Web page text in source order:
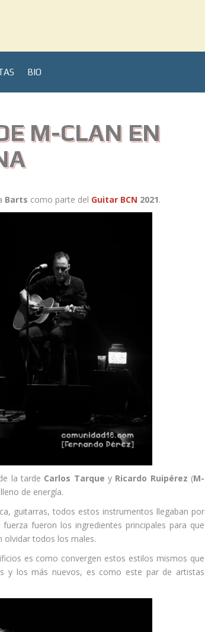
BIO
M-CLAN EN
Barts como parte del Guitar BCN 2021.
la tarde Carlos Tarque y Ricardo Ruipérez (M-
de energía.
guitarras, todos estos instrumentos llegaban por
fueron los ingredientes principales para que
olvidar todos los males.
es como convergen estos estilos mismos que
y los más nuevos, es como este par de artistas